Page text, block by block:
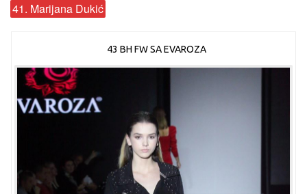
41. Marijana Dukić
43 BH FW SA EVAROZA